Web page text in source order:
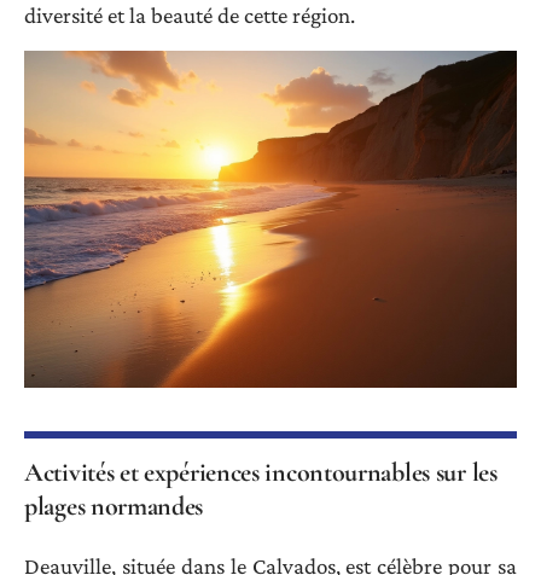
diversité et la beauté de cette région.
Activités et expériences incontournables sur les
plages normandes
Deauville, située dans le Calvados, est célèbre pour sa